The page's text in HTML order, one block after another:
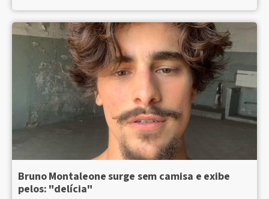
Bruno Montaleone surge sem camisa e exibe
pelos: "delícia"